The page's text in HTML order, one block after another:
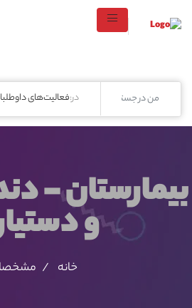
در:فعالیت‌های
بیمارستان -
و
خانه